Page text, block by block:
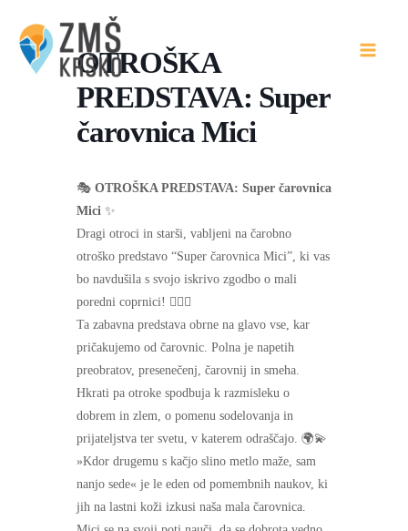
content
OTROŠKA
PREDSTAVA: Super
čarovnica Mici
🎭 OTROŠKA PREDSTAVA: Super čarovnica
Mici ✨
Dragi otroci in starši, vabljeni na čarobno
otroško predstavo “Super čarovnica Mici”, ki vas
bo navdušila s svojo iskrivo zgodbo o mali
poredni coprnici! 🧙‍♀️✨
Ta zabavna predstava obrne na glavo vse, kar
pričakujemo od čarovnic. Polna je napetih
preobratov, presenečenj, čarovnij in smeha.
Hkrati pa otroke spodbuja k razmisleku o
dobrem in zlem, o pomenu sodelovanja in
prijateljstva ter svetu, v katerem odraščajo. 🌍💫
»Kdor drugemu s kačjo slino metlo maže, sam
nanjo sede« je le eden od pomembnih naukov, ki
jih na lastni koži izkusi naša mala čarovnica.